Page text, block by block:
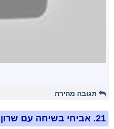
תגובה מהירה
21. אביחי בשיחה עם שרון